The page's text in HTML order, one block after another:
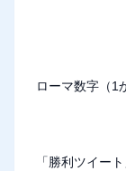
ローマ数字（1
「勝利ツイー